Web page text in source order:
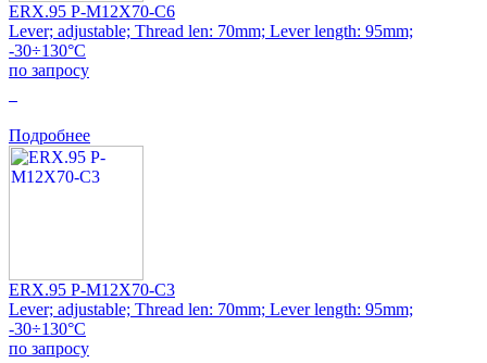
ERX.95 P-M12X70-C6
Lever; adjustable; Thread len: 70mm; Lever length: 95mm;
-30÷130°C
по запросу
Подробнее
ERX.95 P-M12X70-C3
Lever; adjustable; Thread len: 70mm; Lever length: 95mm;
-30÷130°C
по запросу